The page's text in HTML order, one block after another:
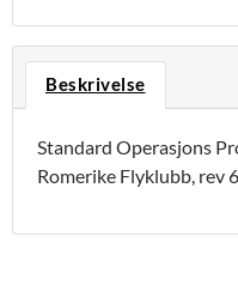
Beskrivelse
Standard Operasjons
Romerike Flyklubb, rev